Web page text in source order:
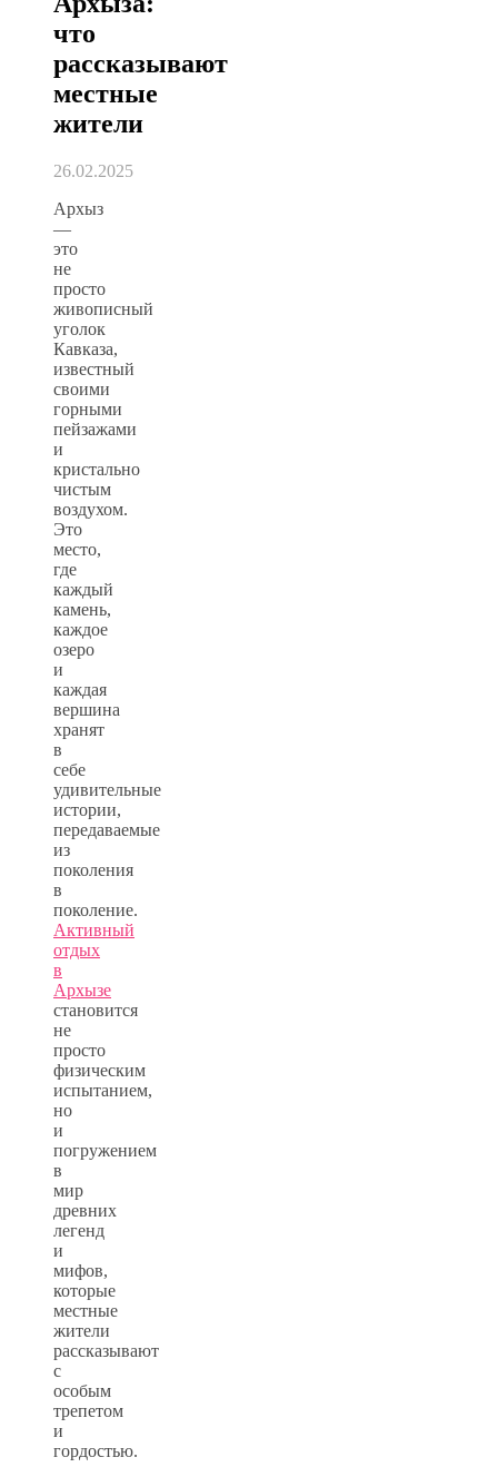
что
рассказывают
местные
жители
26.02.2025
Архыз
—
это
не
просто
живописный
уголок
Кавказа,
известный
своими
горными
пейзажами
и
кристально
чистым
воздухом.
Это
место,
где
каждый
камень,
каждое
озеро
и
каждая
вершина
хранят
в
себе
удивительные
истории,
передаваемые
из
поколения
в
поколение.
Активный
отдых
в
Архызе
становится
не
просто
физическим
испытанием,
но
и
погружением
в
мир
древних
легенд
и
мифов,
которые
местные
жители
рассказывают
с
особым
трепетом
и
гордостью.